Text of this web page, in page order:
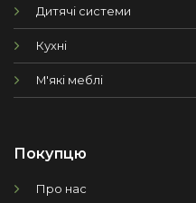
Дитячі системи
Кухні
М'які меблі
Покупцю
Про нас